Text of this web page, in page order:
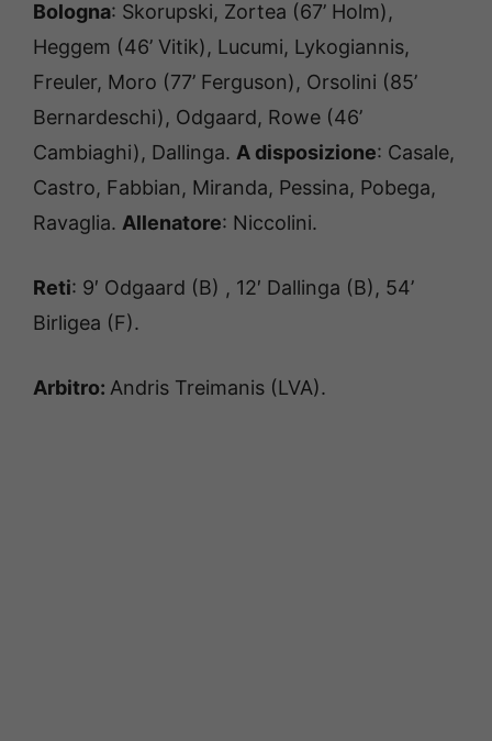
Bologna: Skorupski, Zortea (67’ Holm),
Heggem (46’ Vitik), Lucumi, Lykogiannis,
Freuler, Moro (77’ Ferguson), Orsolini (85’
Bernardeschi), Odgaard, Rowe (46’
Cambiaghi), Dallinga. A disposizione: Casale,
Castro, Fabbian, Miranda, Pessina, Pobega,
Ravaglia. Allenatore: Niccolini.
Reti: 9′ Odgaard (B) , 12′ Dallinga (B), 54’
Birligea (F).
Arbitro: Andris Treimanis (LVA).